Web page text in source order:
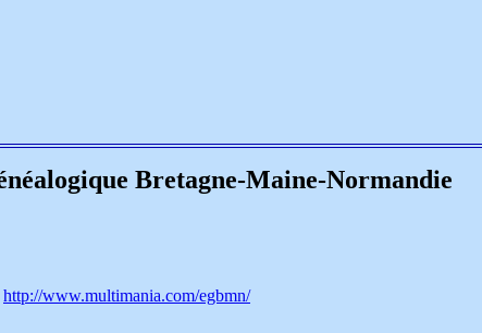
Bretagne-Maine-Normandie
http://www.multimania.com/egbmn/